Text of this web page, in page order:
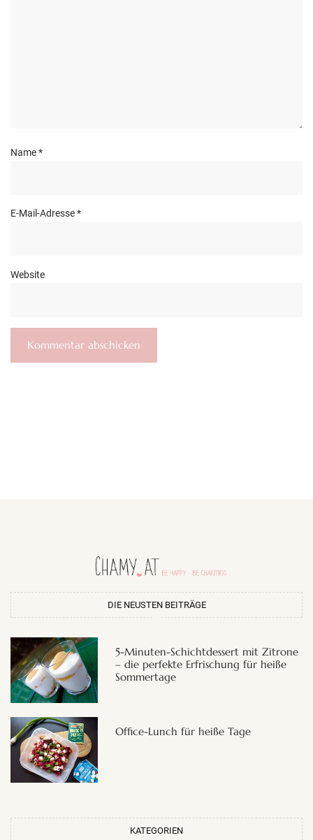
Name*
E-Mail-Adresse*
Website
DIE NEUSTEN BEITRÄGE
5-Minuten-Schichtdessert mit Zitrone
– die perfekte Erfrischung für heiße
Sommertage
Office-Lunch für heiße Tage
KATEGORIEN